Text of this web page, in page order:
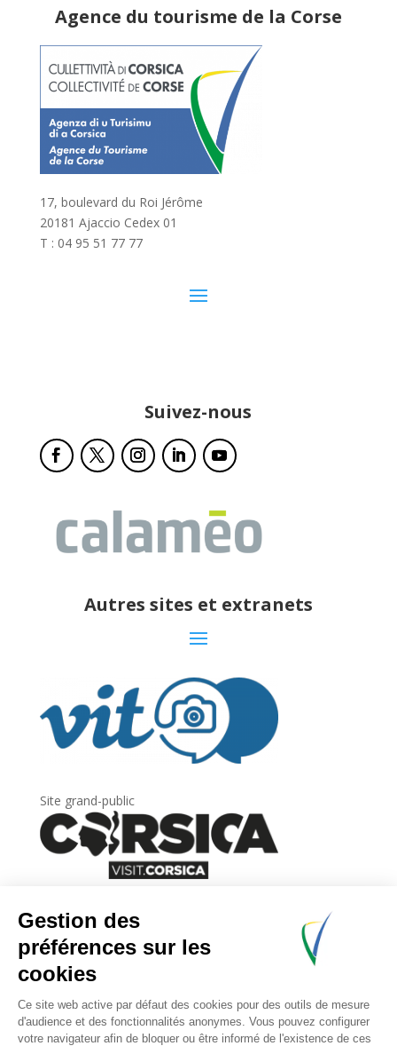
Agence du tourisme de la Corse
17, boulevard du Roi Jérôme
20181 Ajaccio Cedex 01
T : 04 95 51 77 77
Suivez-nous
Autres sites et extranets
Site grand-public
Newsletter
Inscrivez-vous àla lettre d’information
l’Agence du tourisme de la Corse.